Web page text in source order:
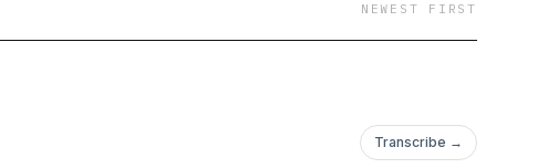
NEWEST FIRST
Transcribe →